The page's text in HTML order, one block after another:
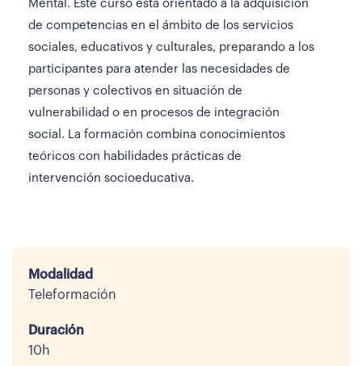
Mental. Este curso está orientado a la adquisición
de competencias en el ámbito de los servicios
sociales, educativos y culturales, preparando a los
participantes para atender las necesidades de
personas y colectivos en situación de
vulnerabilidad o en procesos de integración
social. La formación combina conocimientos
teóricos con habilidades prácticas de
intervención socioeducativa.
Modalidad
Teleformación
Duración
10h